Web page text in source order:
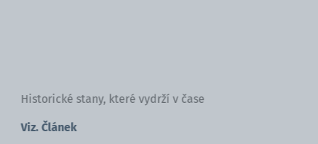
Historické stany, které vydrží v čase
Viz. Článek